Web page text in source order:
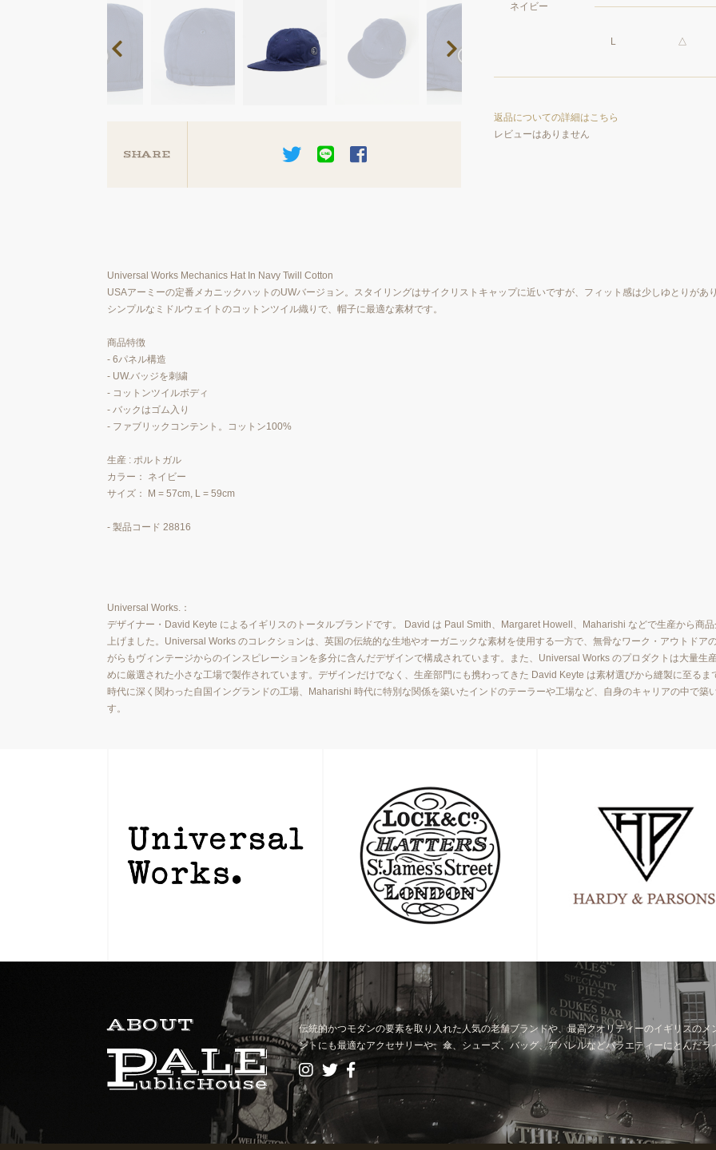
SHARE
ネイビー
L △
返品についての詳細はこちら
レビューはありません
Universal Works Mechanics Hat In Navy Twill Cotton
USAアーミーの定番メカニックハットのUWバージョン。スタイリングはサイクリストキャップに近いですが、フィット感は少しゆとりがあ
シンプルなミドルウェイトのコットンツイル織りで、帽子に最適な素材です。
商品特徴
- 6パネル構造
- UW.バッジを刺繍
- コットンツイルボディ
- バックはゴム入り
- ファブリックコンテント。コットン100%
生産 : ポルトガル
カラー： ネイビー
サイズ： M = 57cm, L = 59cm
- 製品コード 28816
Universal Works.：
デザイナー・David Keyte によるイギリスのトータルブランドです。 David は Paul Smith、Margaret Howell、Maharishi などで生産から商
上げました。Universal Works のコレクションは、英国の伝統的な生地やオーガニックな素材を使用する一方で、無骨なワーク・アウトド
がらもヴィンテージからのインスピレーションを多分に含んだデザインで構成されています。また、Universal Works のプロダクトは大量生
めに厳選された小さな工場で製作されています。デザインだけでなく、生産部門にも携わってきた David Keyte は素材選びから縫製に至る
時代に深く関わった自国イングランドの工場、Maharishi 時代に特別な関係を築いたインドのテーラーや工場など、自身のキャリアの中で
す。
ABOUT
伝統的かつモダンの要素を取り入れた人気の老舗ブランドや、最高クオリティーのイギリスの
ントにも最適なアクセサリーや、傘、シューズ、バッグ、アパレルなどバラエティーにとんだ